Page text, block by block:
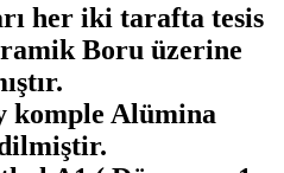
her iki tarafta tesis
Boru üzerine
komple Alümina